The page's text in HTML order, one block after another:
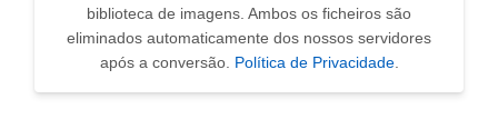
biblioteca de imagens. Ambos os ficheiros são
eliminados automaticamente dos nossos servidores
após a conversão. Política de Privacidade.